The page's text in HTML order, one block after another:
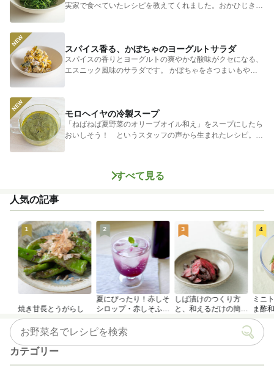
実家で食べていたレシピを教えてくれました。おかひじきの
スパイス香る、かぼちゃのヨーグルトサラダ
スパイスの香りとヨーグルトの爽やかな酸味がクセになる、
エスニック風味のサラダです。 かぼちゃをさつまいもやじ
モロヘイヤの冷製スープ
「ねばねば夏野菜のオリーブオイル和え」をスープにしたら
おいしそう！ というスタッフの声から生まれたレシピ。つ
すべて見る
人気の記事
1
焼き甘長とうがらし
2
夏にぴったり！赤しそ
シロップ・赤しそふり
かけのつくり方
3
しば漬けのつくり方
と、和えるだけの簡単
アレンジレシピ
4
ミニ
ま酢
カテゴリー